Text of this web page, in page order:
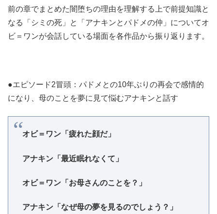
前の章でまとめた闇堕ちの理由を理解する上で前提知識と
なる「シミの死」と「アナキンとパドメの仲」についてオ
ビ＝ワンが会話している場面を各作品から振り返ります。
●エピソード2冒頭：パドメとの10年ぶりの再会で感情的
になり、母のことを夢に見て悩むアナキンと話す
オビ＝ワン「疲れた顔だ」
アナキン「最近眠れなくて」
オビ＝ワン「お母さんのことを？」
アナキン「なぜ母の夢を見るのでしょう？」